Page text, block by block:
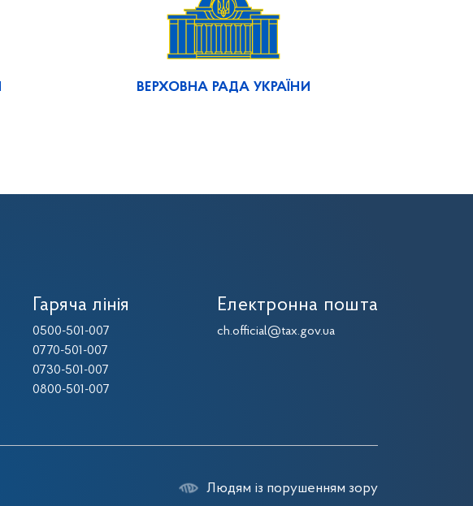
ВЕРХОВНА РАДА УКРАЇНИ
Гаряча лінія
0500-501-007
0770-501-007
0730-501-007
0800-501-007
Електронна пошта
ch.official@tax.gov.ua
Людям із порушенням зору